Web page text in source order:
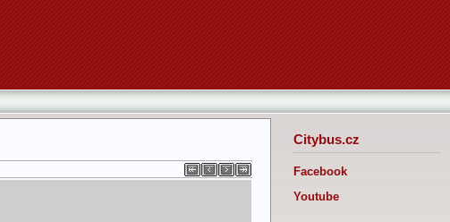
Citybus.cz
Facebook
Youtube